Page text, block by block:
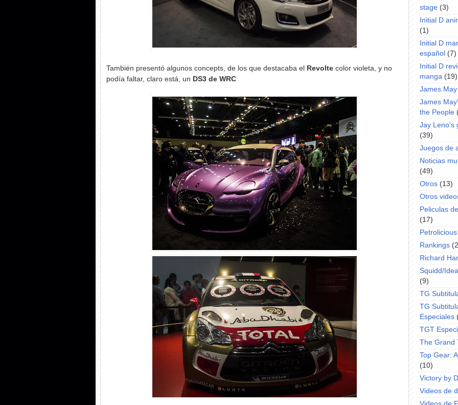
También presentó algunos concepts, de los que destacaba el Revolte color violeta, y no
podía faltar, claro está, un DS3 de WRC
stage (3)
Initial D
(1)
Initial D
español (7)
Initial D
manga (19)
James May
James
the People
Jay Leno's
(39)
Juegos de
Noticias
(49)
Otros (13)
Otros
Peliculas
(17)
Petrolicious
Rankings
Richard
Squidd/
(9)
TG
TG
Especiales
TGT
The Grand
Top Gear:
(10)
Victory by
Videos de